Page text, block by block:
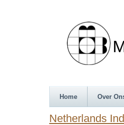
Home Over
Netherlands